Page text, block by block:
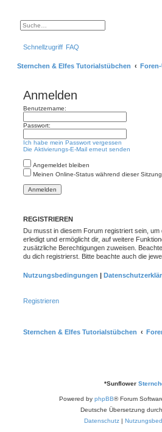
t
e
c
e
Schnellzugriff FAQ
Sternchen & Elfes Tutorialstübchen
Anmelden
Benutzername:
Passwort:
Ich habe mein Passwort vergessen
Die Aktivierungs-E-Mail erneut senden
Angemeldet bleiben
Meinen Online-Status während dieser
REGISTRIEREN
Du musst in diesem Forum registriert sein,
erledigt und ermöglicht dir, auf weitere
zusätzliche Berechtigungen zuweisen.
du dich registrierst. Bitte beachte auch die
Nutzungsbedingungen |
Registrieren
Sternchen & Elfes Tutorialstübchen
*Sunflower
Powered by phpBB® Forum
Deutsche Übersetzung durch
Datenschutz|